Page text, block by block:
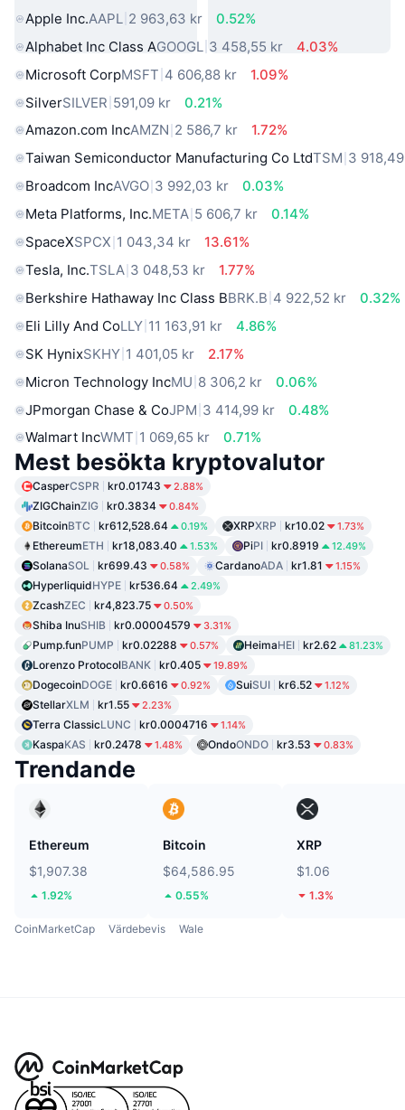
Apple Inc.AAPL 2 963,63 kr
0.52%
Alphabet Inc Class AGOOGL 3 458,55 kr
4.03%
Microsoft CorpMSFT 4 606,88 kr
1.09%
SilverSILVER 591,09 kr
0.21%
Amazon.com IncAMZN 2 586,7 kr
1.72%
Taiwan Semiconductor Manufacturing Co LtdTSM 3
Broadcom IncAVGO 3 992,03 kr
0.03%
Meta Platforms, Inc.META 5 606,7 kr
0.14%
SpaceXSPCX 1 043,34 kr
13.61%
Tesla, Inc.TSLA 3 048,53 kr
1.77%
Berkshire Hathaway Inc Class BBRK.B 4 922,52 kr
0.32%
Eli Lilly And CoLLY 11 163,91 kr
4.86%
SK HynixSKHY 1 401,05 kr
2.17%
Micron Technology IncMU 8 306,2 kr
0.06%
JPmorgan Chase & CoJPM 3 414,99 kr
0.48%
Walmart IncWMT 1 069,65 kr 0.71%
Mest besökta kryptovalutor
CasperCSPR kr0.01743 2.88%
ZIGChainZIG kr0.3834 0.84%
BitcoinBTC kr612,528.64 0.19% XRPXRP kr10.02 1.73%
EthereumETH kr18,083.40 1.53% PiPI kr0.8919 12.49%
SolanaSOL kr699.43 0.58% CardanoADA kr1.81 1.15%
HyperliquidHYPE kr536.64 2.49%
ZcashZEC kr4,823.75 0.50%
Shiba InuSHIB kr0.00004579 3.31%
Pump.funPUMP kr0.02288 0.57% HeimaHEI kr2.62 81.23%
Lorenzo ProtocolBANK kr0.405 19.89%
DogecoinDOGE kr0.6616 0.92% SuiSUI kr6.52 1.12%
StellarXLM kr1.55 2.23%
Terra ClassicLUNC kr0.0004716 1.14%
KaspaKAS kr0.2478 1.48% OndoONDO kr3.53 0.83%
Trendande
Ethereum
$1,907.38
1.92%
Bitcoin
$64,586.95
0.55%
XRP
$1.06
1.3%
CoinMarketCap Värdebevis Wale